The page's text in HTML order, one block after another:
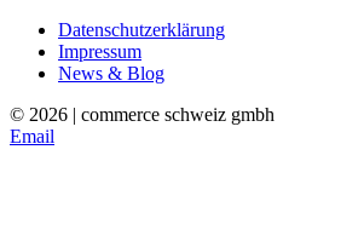
Datenschutzerklärung
Impressum
News & Blog
© 2026 | commerce schweiz gmbh
Email